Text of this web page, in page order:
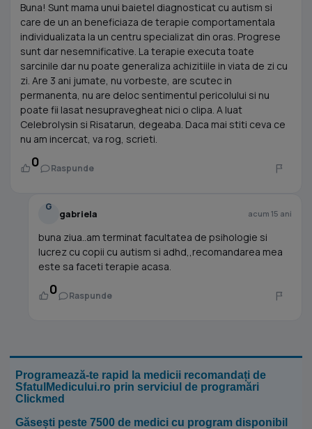
Buna! Sunt mama unui baietel diagnosticat cu autism si
care de un an beneficiaza de terapie comportamentala
individualizata la un centru specializat din oras. Progrese
sunt dar nesemnificative. La terapie executa toate
sarcinile dar nu poate generaliza achizitiile in viata de zi cu
zi. Are 3 ani jumate, nu vorbeste, are scutec in
permanenta, nu are deloc sentimentul pericolului si nu
poate fii lasat nesupravegheat nici o clipa. A luat
Celebrolysin si Risatarun, degeaba. Daca mai stiti ceva ce
nu am incercat, va rog, scrieti.
0 Raspunde
G
gabriela acum 15 ani
buna ziua..am terminat facultatea de psihologie si
lucrez cu copii cu autism si adhd,,recomandarea mea
este sa faceti terapie acasa.
0 Raspunde
Programează-te rapid la medicii recomandați de
SfatulMedicului.ro prin serviciul de programări
Clickmed
Găsești peste 7500 de medici cu program disponibil